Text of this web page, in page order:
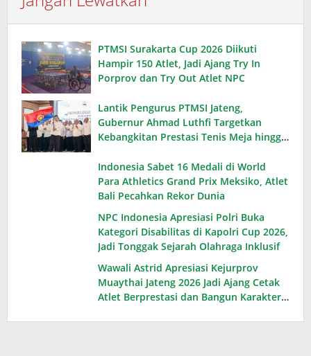
PTMSI Surakarta Cup 2026 Diikuti
Hampir 150 Atlet, Jadi Ajang Try In
Porprov dan Try Out Atlet NPC
Lantik Pengurus PTMSI Jateng,
Gubernur Ahmad Luthfi Targetkan
Kebangkitan Prestasi Tenis Meja hingga
Indonesia Sabet 16 Medali di World
Para Athletics Grand Prix Meksiko, Atlet
Bali Pecahkan Rekor Dunia
NPC Indonesia Apresiasi Polri Buka
Kategori Disabilitas di Kapolri Cup 2026,
Jadi Tonggak Sejarah Olahraga Inklusif
Wawali Astrid Apresiasi Kejurprov
Muaythai Jateng 2026 Jadi Ajang Cetak
Atlet Berprestasi dan Bangun Karakter